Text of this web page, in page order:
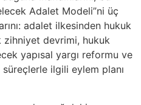
Adalet Modeli”ni üç
adalet ilkesinden hukuk
devrimi, hukuk
yapısal yargı reformu ve
ilgili eylem planı